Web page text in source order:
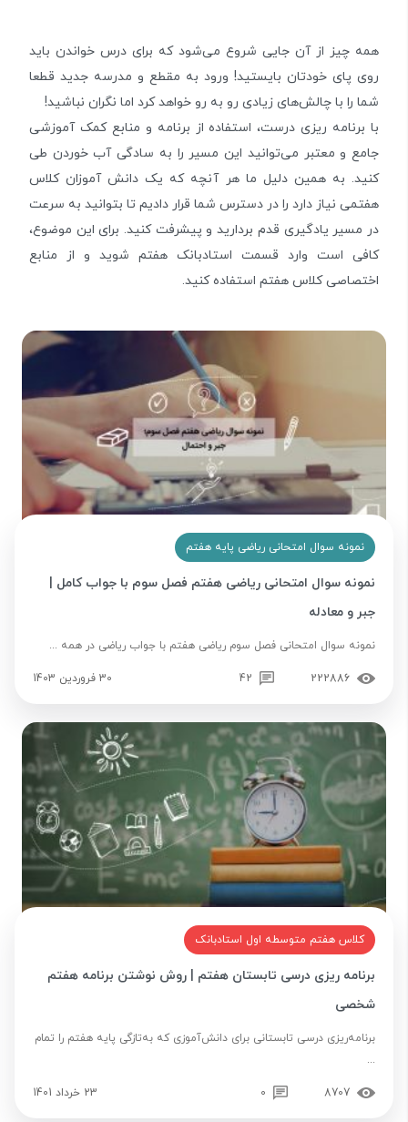
همه چیز از آن جایی شروع می‌شود که برای درس خواندن باید
روی پای خودتان بایستید! ورود به مقطع و مدرسه جدید قطعا
شما را با چالش‌های زیادی رو به رو خواهد کرد اما نگران نباشید!
با برنامه ریزی درست، استفاده از برنامه و منابع کمک آموزشی
جامع و معتبر می‌توانید این مسیر را به سادگی آب خوردن طی
کنید. به همین دلیل ما هر آنچه که یک دانش آموزان کلاس
هفتمی نیاز دارد را در دسترس شما قرار دادیم تا بتوانید به سرعت
در مسیر یادگیری قدم بردارید و پیشرفت کنید. برای این موضوع،
کافی است وارد قسمت استادبانک هفتم شوید و از منابع
اختصاصی کلاس هفتم استفاده کنید.
نمونه سوال امتحانی ریاضی پایه هفتم
نمونه سوال امتحانی ریاضی هفتم فصل سوم با جواب کامل |
جبر و معادله
نمونه سوال امتحانی فصل سوم ریاضی هفتم با جواب ریاضی در همه ...
222886
42 30 فروردین 1403
کلاس هفتم متوسطه اول استادبانک
برنامه ریزی درسی تابستان هفتم | روش نوشتن برنامه هفتم
شخصی
برنامه‌ریزی درسی تابستانی برای دانش‌آموزی که به‌تازگی پایه هفتم را تمام
...
8707
0 23 خرداد 1401